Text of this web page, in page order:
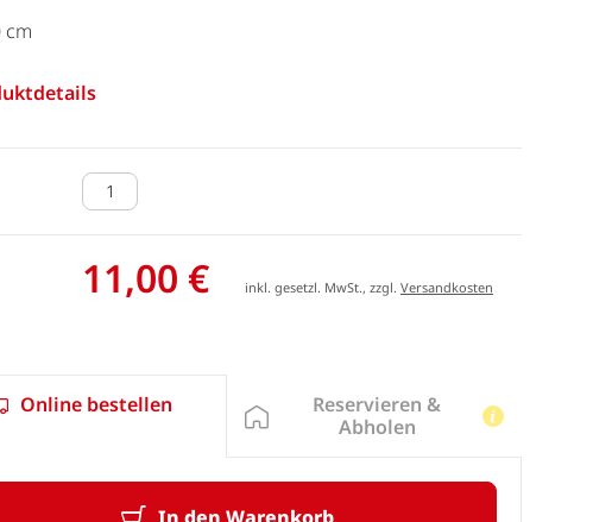
cm
11,00 € inkl. gesetzl. MwSt., zzgl.Versandkosten
Online bestellen
In den Warenkorb
Reservieren &
Abholen